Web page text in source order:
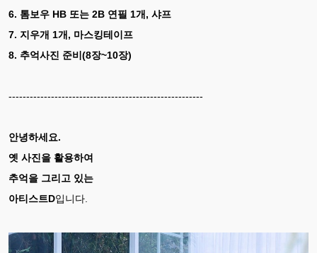
6. 톰보우 HB 또는 2B 연필 1개, 샤프
7. 지우개 1개, 마스킹테이프
8. 추억사진 준비(8장~10장)
-------------------------------------------------------
안녕하세요.
옛 사진을 활용하여
추억을 그리고 있는
아티스트D입니다.